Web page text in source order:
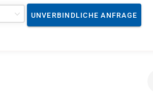
UNVERBINDLICHE ANFRAGE